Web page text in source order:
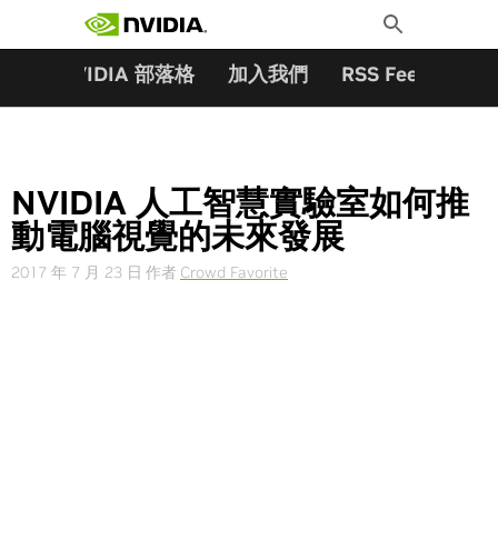
Toggle
Search
NVIDIA 部落格 加入我們 RSS Feeds
NVIDIA 人工智慧實驗室如何推
動電腦視覺的未來發展
2017 年 7 月 23 日 作者 Crowd Favorite